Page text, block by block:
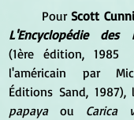
	Pour
Scott
(1ère édition, 1985
l'américain par
Éditions Sand, 1987),
papaya ou Carica